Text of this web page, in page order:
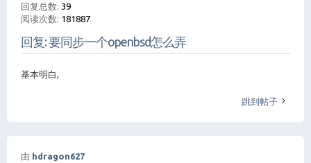
回复总数: 39
阅读次数: 181887
回复: 要同步一个openbsd怎么弄
基本明白,
跳到帖子
由 hdragon627